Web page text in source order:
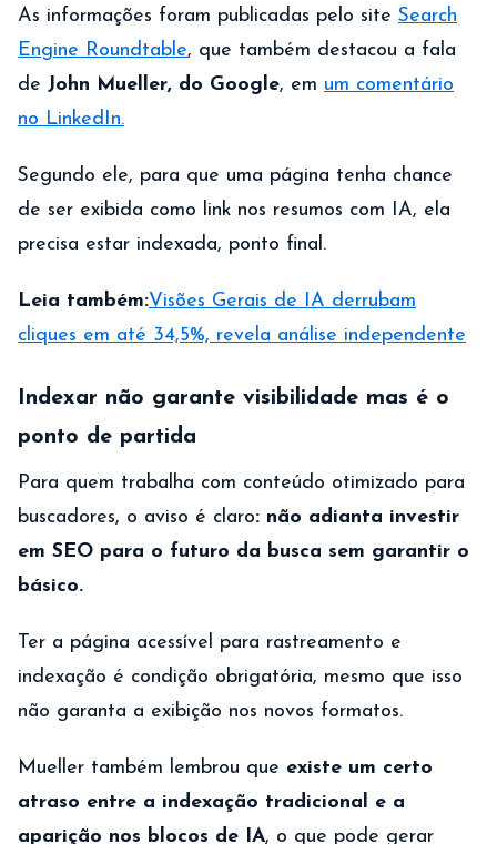
As informações foram publicadas pelo site Search
Engine Roundtable, que também destacou a fala
de John Mueller, do Google, em um comentário
no LinkedIn.
Segundo ele, para que uma página tenha chance
de ser exibida como link nos resumos com IA, ela
precisa estar indexada, ponto final.
Leia também:Visões Gerais de IA derrubam
cliques em até 34,5%, revela análise independente
Indexar não garante visibilidade mas é o
ponto de partida
Para quem trabalha com conteúdo otimizado para
buscadores, o aviso é claro: não adianta investir
em SEO para o futuro da busca sem garantir o
básico.
Ter a página acessível para rastreamento e
indexação é condição obrigatória, mesmo que isso
não garanta a exibição nos novos formatos.
Mueller também lembrou que existe um certo
atraso entre a indexação tradicional e a
aparição nos blocos de IA, o que pode gerar